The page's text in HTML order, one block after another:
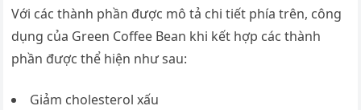
Với các thành phần được mô tả chi tiết phía trên, công
dụng của Green Coffee Bean khi kết hợp các thành
phần được thể hiện như sau:
Giảm cholesterol xấu